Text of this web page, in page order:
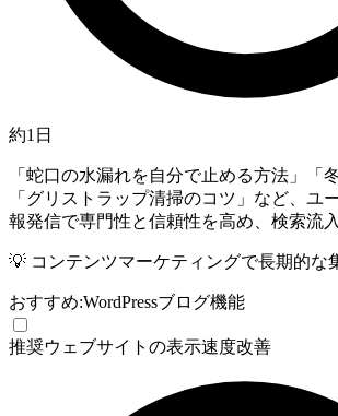
約1日
「蛇口の水漏れを自分で止める方法」「
「グリストラップ清掃のコツ」など、ユ
報発信で専門性と信頼性を高め、検索流
💡 コンテンツマーケティングで長期的な
おすすめ:WordPressブログ機能
推奨ウェブサイトの表示速度改善